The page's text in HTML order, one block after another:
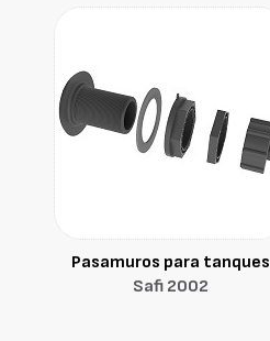
Pasamuros para tanques
Safi 2002